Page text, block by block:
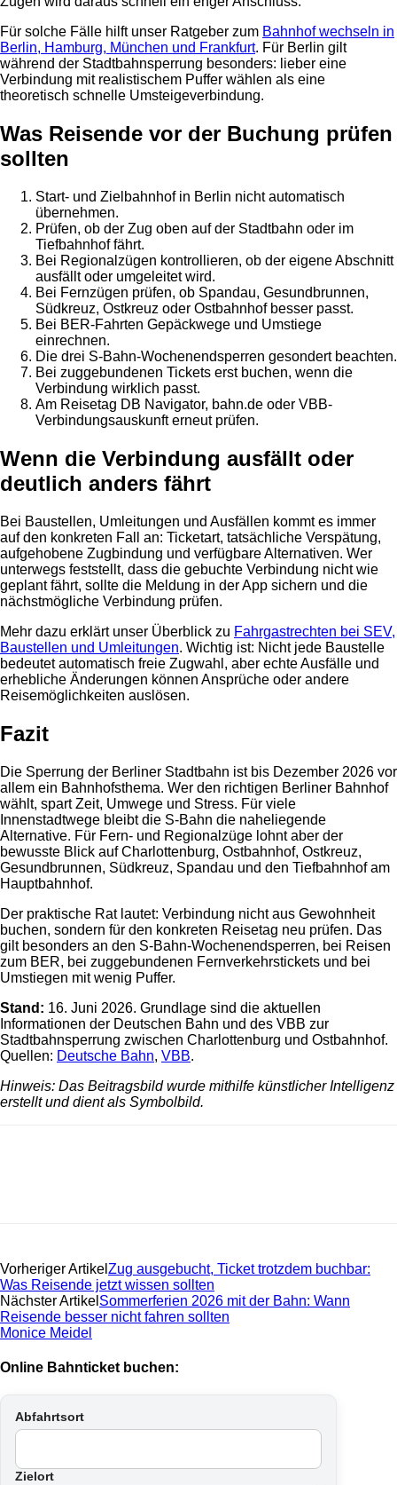
Für solche Fälle hilft unser Ratgeber zum Bahnhof wechseln in
Berlin, Hamburg, München und Frankfurt. Für Berlin gilt
während der Stadtbahnsperrung besonders: lieber eine
Verbindung mit realistischem Puffer wählen als eine
theoretisch schnelle Umsteigeverbindung.
Was Reisende vor der Buchung prüfen
sollten
Start- und Zielbahnhof in Berlin nicht automatisch
übernehmen.
Prüfen, ob der Zug oben auf der Stadtbahn oder im
Tiefbahnhof fährt.
Bei Regionalzügen kontrollieren, ob der eigene Abschnitt
ausfällt oder umgeleitet wird.
Bei Fernzügen prüfen, ob Spandau, Gesundbrunnen,
Südkreuz, Ostkreuz oder Ostbahnhof besser passt.
Bei BER-Fahrten Gepäckwege und Umstiege
einrechnen.
Die drei S-Bahn-Wochenendsperren gesondert beachten.
Bei zuggebundenen Tickets erst buchen, wenn die
Verbindung wirklich passt.
Am Reisetag DB Navigator, bahn.de oder VBB-
Verbindungsauskunft erneut prüfen.
Wenn die Verbindung ausfällt oder
deutlich anders fährt
Bei Baustellen, Umleitungen und Ausfällen kommt es immer
auf den konkreten Fall an: Ticketart, tatsächliche Verspätung,
aufgehobene Zugbindung und verfügbare Alternativen. Wer
unterwegs feststellt, dass die gebuchte Verbindung nicht wie
geplant fährt, sollte die Meldung in der App sichern und die
nächstmögliche Verbindung prüfen.
Mehr dazu erklärt unser Überblick zu Fahrgastrechten bei SEV,
Baustellen und Umleitungen. Wichtig ist: Nicht jede Baustelle
bedeutet automatisch freie Zugwahl, aber echte Ausfälle und
erhebliche Änderungen können Ansprüche oder andere
Reisemöglichkeiten auslösen.
Fazit
Die Sperrung der Berliner Stadtbahn ist bis Dezember 2026 vor
allem ein Bahnhofsthema. Wer den richtigen Berliner Bahnhof
wählt, spart Zeit, Umwege und Stress. Für viele
Innenstadtwege bleibt die S-Bahn die naheliegende
Alternative. Für Fern- und Regionalzüge lohnt aber der
bewusste Blick auf Charlottenburg, Ostbahnhof, Ostkreuz,
Gesundbrunnen, Südkreuz, Spandau und den Tiefbahnhof am
Hauptbahnhof.
Der praktische Rat lautet: Verbindung nicht aus Gewohnheit
buchen, sondern für den konkreten Reisetag neu prüfen. Das
gilt besonders an den S-Bahn-Wochenendsperren, bei Reisen
zum BER, bei zuggebundenen Fernverkehrstickets und bei
Umstiegen mit wenig Puffer.
Stand: 16. Juni 2026. Grundlage sind die aktuellen
Informationen der Deutschen Bahn und des VBB zur
Stadtbahnsperrung zwischen Charlottenburg und Ostbahnhof.
Quellen: Deutsche Bahn, VBB.
Hinweis: Das Beitragsbild wurde mithilfe künstlicher Intelligenz
erstellt und dient als Symbolbild.
Vorheriger Artikel Zug ausgebucht, Ticket trotzdem buchbar:
Was Reisende jetzt wissen sollten
Nächster Artikel Sommerferien 2026 mit der Bahn: Wann
Reisende besser nicht fahren sollten
Monice Meidel
Online Bahnticket buchen:
Abfahrtsort
Zielort